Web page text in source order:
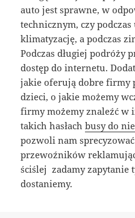
auto jest sprawne, w
technicznym, czy
klimatyzację, a podczas
Podczas długiej podróży
dostęp do internetu.
jakie oferują dobre firmy
dzieci, o jakie możemy
firmy możemy znaleźć w
takich hasłachbusy do
pozwoli nam
przewoźników
ściślej zadamy zapytanie
dostaniemy.